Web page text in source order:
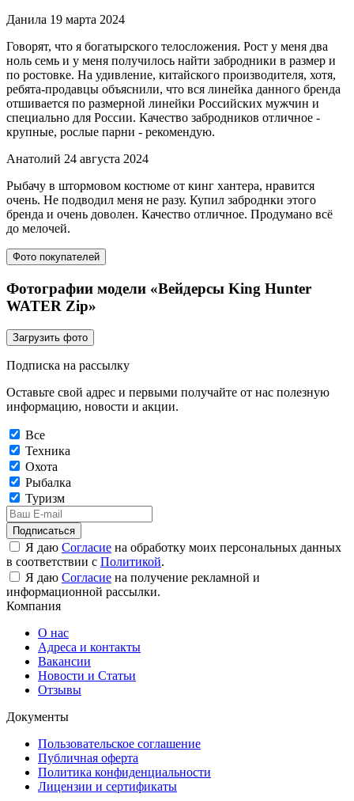
Данила 19 марта 2024
Говорят, что я богатырского телосложения. Рост у меня два
ноль семь и у меня получилось найти забродники в размер и
по ростовке. На удивление, китайского производителя, хотя,
ребята-продавцы объяснили, что вся линейка данного бренда
отшивается по размерной линейки Российских мужчин и
специально для России. Качество забродников отличное -
крупные, рослые парни - рекомендую.
Анатолий 24 августа 2024
Рыбачу в штормовом костюме от кинг хантера, нравится
очень. Не подводил меня не разу. Купил заброднки этого
бренда и очень доволен. Качество отличное. Продумано всё
до мелочей.
Фото покупателей
Фотографии модели «Вейдерсы King Hunter
WATER Zip»
Загрузить фото
Подписка на рассылку
Оставьте свой адрес и первыми получайте от нас полезную
информацию, новости и акции.
Все
Техника
Охота
Рыбалка
Туризм
Подписаться
Я даю Согласие на обработку моих персональных данных
в соответствии с Политикой.
Я даю Согласие на получение рекламной и
информационной рассылки.
Компания
О нас
Адреса и контакты
Вакансии
Новости и Статьи
Отзывы
Документы
Пользовательское соглашение
Публичная оферта
Политика конфиденциальности
Лицензии и сертификаты